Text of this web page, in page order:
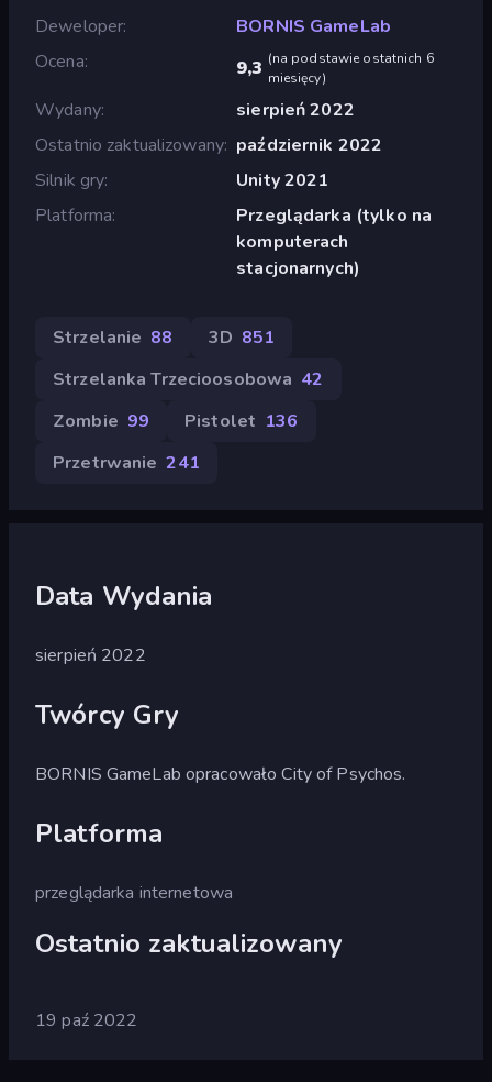
Deweloper
BORNIS GameLab
Ocena
9,3 (na podstawie ostatnich 6
miesięcy)
Wydany
sierpień 2022
Ostatnio zaktualizowany październik 2022
Silnik gry
Unity 2021
Platforma
Przeglądarka (tylko na
komputerach
stacjonarnych)
Strzelanie 88 3D 851
Strzelanka Trzecioosobowa 42
Zombie 99 Pistolet 136
Przetrwanie 241
Data Wydania
sierpień 2022
Twórcy Gry
BORNIS GameLab opracowało City of Psychos.
Platforma
przeglądarka internetowa
Ostatnio zaktualizowany
19 paź 2022